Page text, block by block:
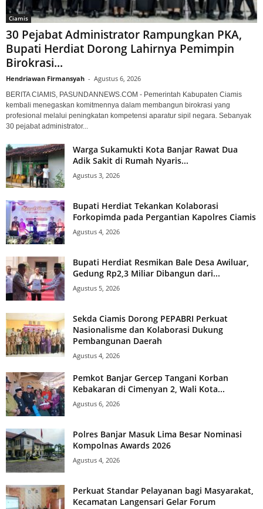
Ciamis
30 Pejabat Administrator Rampungkan PKA,
Bupati Herdiat Dorong Lahirnya Pemimpin
Birokrasi...
Hendriawan Firmansyah - Agustus 6, 2026
BERITA CIAMIS, PASUNDANNEWS.COM - Pemerintah Kabupaten Ciamis
kembali menegaskan komitmennya dalam membangun birokrasi yang
profesional melalui peningkatan kompetensi aparatur sipil negara. Sebanyak
30 pejabat administrator...
Warga Sukamukti Kota Banjar Rawat Dua
Adik Sakit di Rumah Nyaris...
Agustus 3, 2026
Bupati Herdiat Tekankan Kolaborasi
Forkopimda pada Pergantian Kapolres Ciamis
Agustus 4, 2026
Bupati Herdiat Resmikan Bale Desa Awiluar,
Gedung Rp2,3 Miliar Dibangun dari...
Agustus 5, 2026
Sekda Ciamis Dorong PEPABRI Perkuat
Nasionalisme dan Kolaborasi Dukung
Pembangunan Daerah
Agustus 4, 2026
Pemkot Banjar Gercep Tangani Korban
Kebakaran di Cimenyan 2, Wali Kota...
Agustus 6, 2026
Polres Banjar Masuk Lima Besar Nominasi
Kompolnas Awards 2026
Agustus 4, 2026
Perkuat Standar Pelayanan bagi Masyarakat,
Kecamatan Langensari Gelar Forum